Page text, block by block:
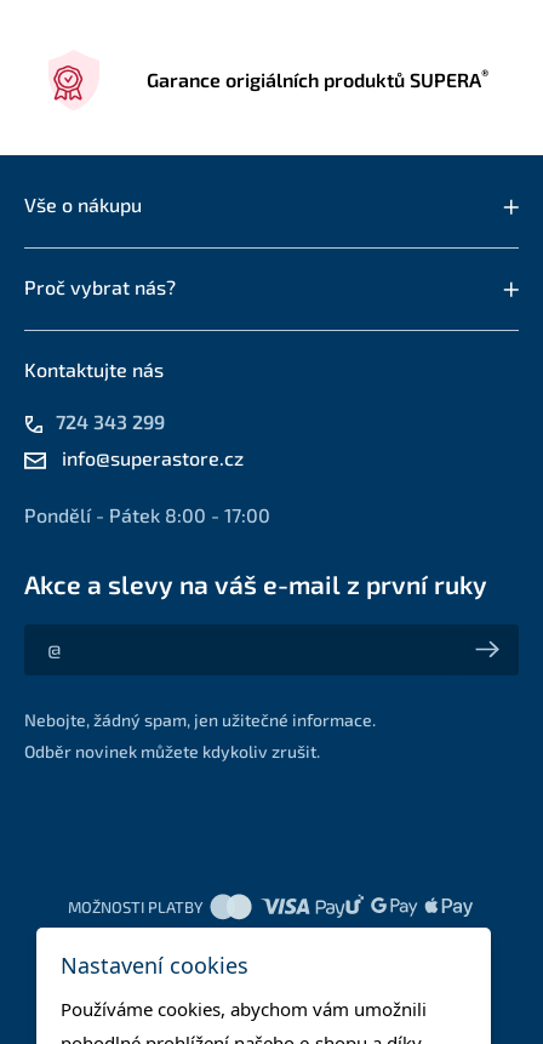
Garance origiálních produktů SUPERA®
Vše o nákupu
Proč vybrat nás?
Kontaktujte nás
724 343 299
info@superastore.cz
Pondělí - Pátek 8:00 - 17:00
Akce a slevy na váš e-mail z první ruky
Akce a slevy na váš e-mail z první ruky
Nebojte, žádný spam, jen užitečné informace.
Odběr novinek můžete kdykoliv zrušit.
MOŽNOSTI PLATBY
Nastavení cookies
Používáme cookies, abychom vám umožnili